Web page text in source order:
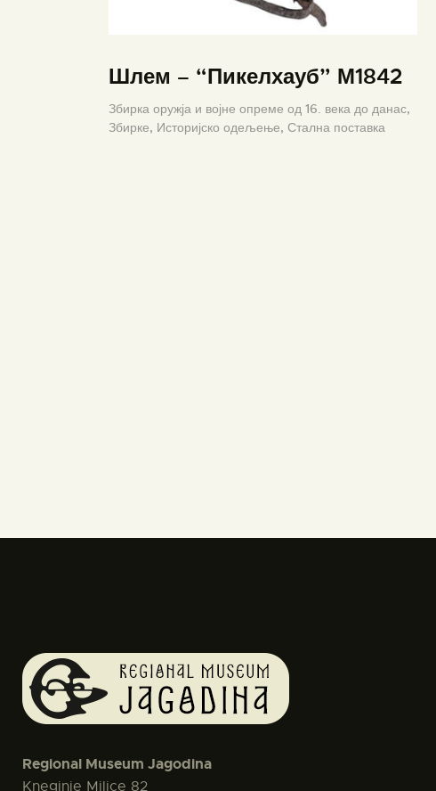
Шлем – “Пикелхауб” М1842
Збирка оружја и војне опреме од 16. века до данас,
Збирке, Историјско одељење, Стална поставка
Regional Museum Jagodina
Kneginje Milice 82